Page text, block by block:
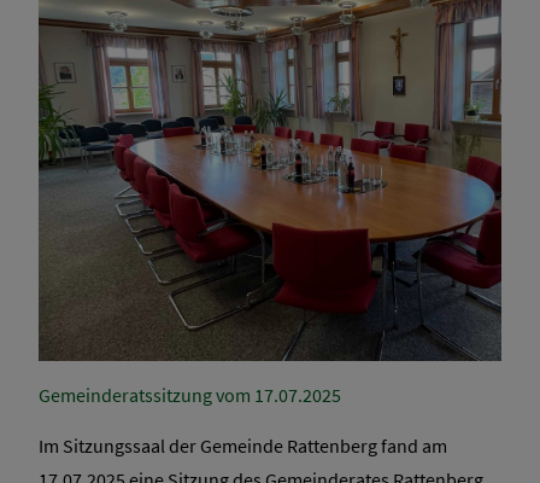
Gemeinderatssitzung vom 17.07.2025
Im Sitzungssaal der Gemeinde Rattenberg fand am